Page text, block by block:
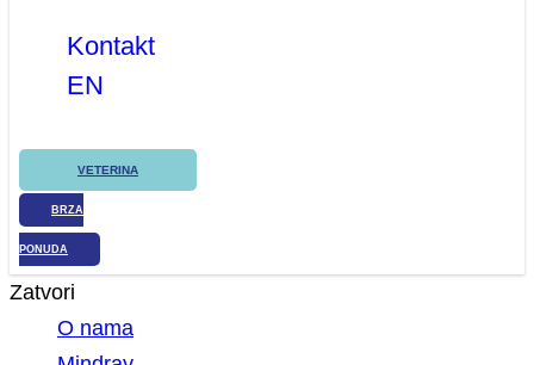
Kontakt
EN
VETERINA
BRZA
PONUDA
Zatvori
O nama